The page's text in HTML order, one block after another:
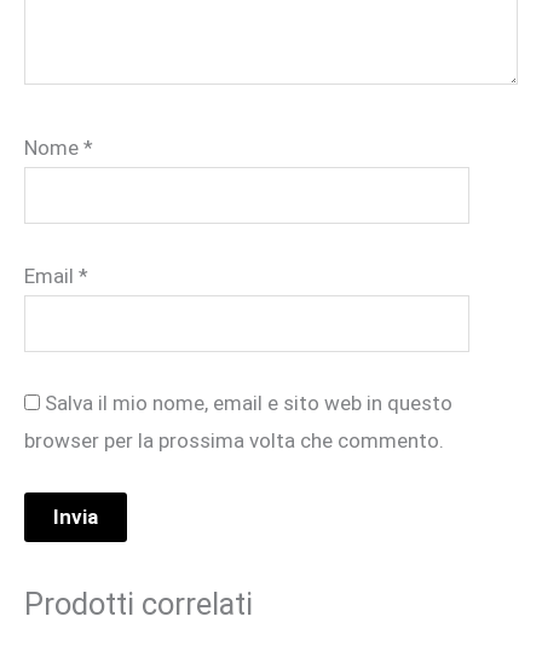
Nome *
Email *
Salva il mio nome, email e sito web in questo
browser per la prossima volta che commento.
Prodotti correlati